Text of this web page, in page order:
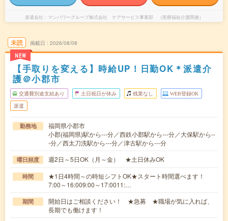
派遣会社 マンパワーグループ株式会社 ケアサービス事業部 （医療福祉介護関連）
未読
NEW
掲載日 2026/08/08
【手取りを変える】時給UP！日勤OK＊派遣介
護＠小郡市
交通費別途支給あり 土日祝日が休み 残業なし WEB登録OK
派遣
勤務地
福岡県小郡市
小郡(福岡県)駅から---分／西鉄小郡駅から---分／大保駅から--
-分／西太刀洗駅から---分／津古駅から---分
曜日頻度 週2日～5日OK（月～金） ★土日休みOK
時間
★1日4時間～の時短シフトOK★スタート時間選べます！
7:00～16:009:00～17:0011:…
期間
開始日はご相談ください！ ★急募 ★職場が気に入れば、
長期でも働けます！